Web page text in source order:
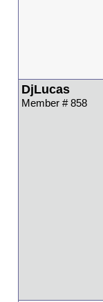
DjLucas
Member # 858